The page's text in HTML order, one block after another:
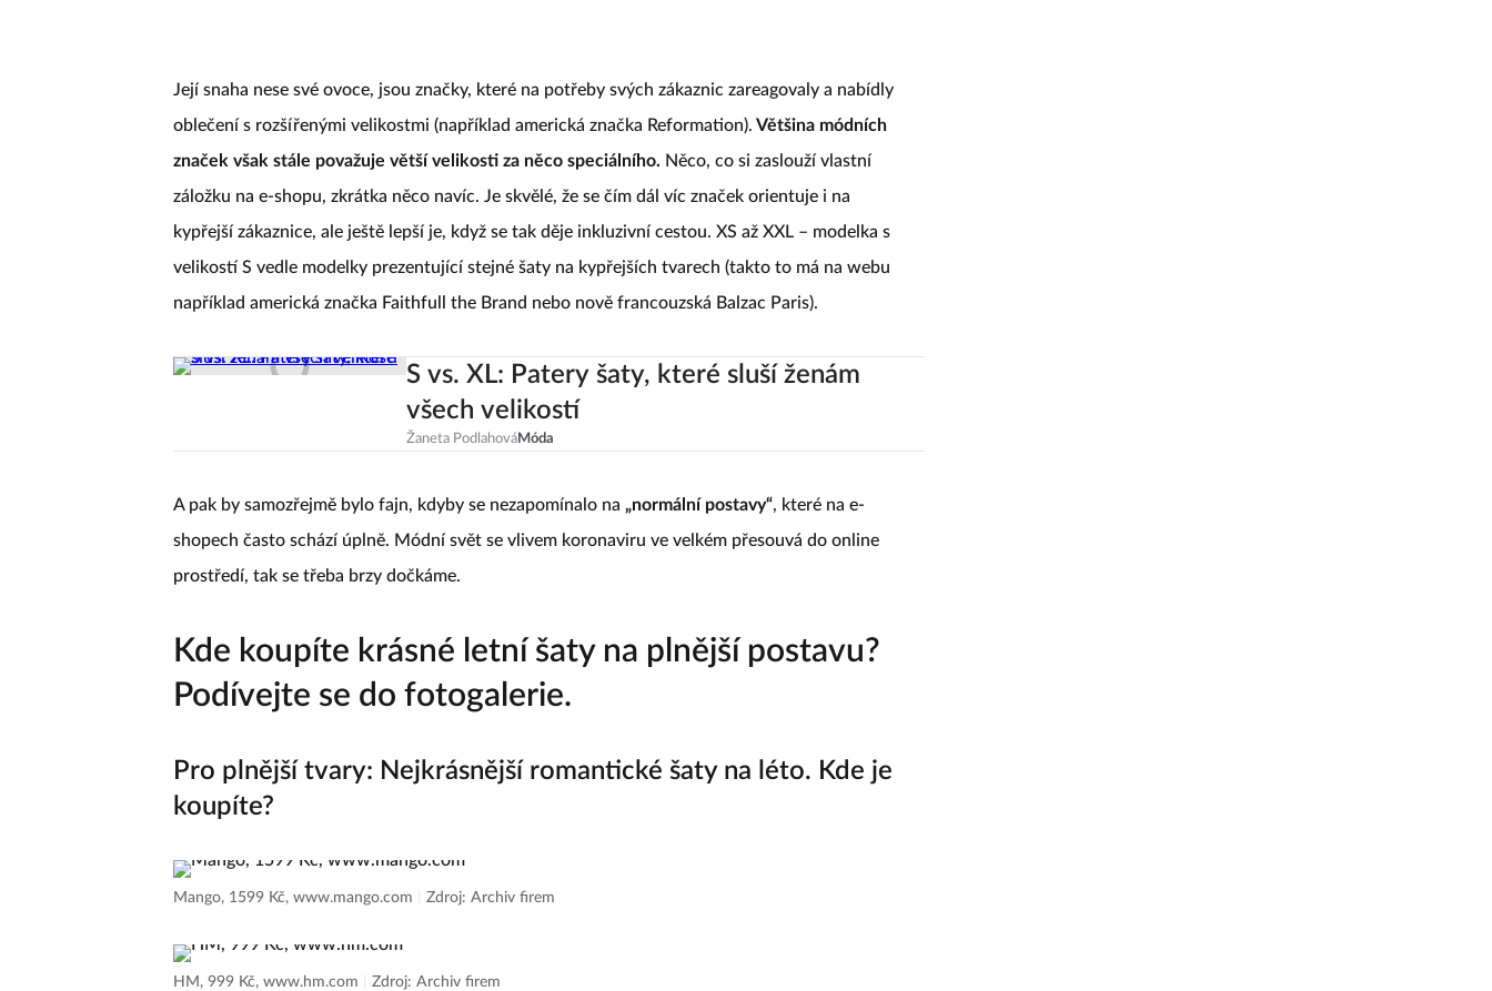
Její snaha nese své ovoce, jsou značky, které na potřeby svých zákaznic zareagovaly a nabídly
oblečení s rozšířenými velikostmi (například americká značka Reformation). Většina módních
značek však stále považuje větší velikosti za něco speciálního. Něco, co si zaslouží vlastní
záložku na e-shopu, zkrátka něco navíc. Je skvělé, že se čím dál víc značek orientuje i na
kypřejší zákaznice, ale ještě lepší je, když se tak děje inkluzivní cestou. XS až XXL – modelka s
velikostí S vedle modelky prezentující stejné šaty na kypřejších tvarech (takto to má na webu
například americká značka Faithfull the Brand nebo nově francouzská Balzac Paris).
S vs. XL: Patery šaty, které sluší ženám
všech velikostí
Žaneta PodlahováMóda
A pak by samozřejmě bylo fajn, kdyby se nezapomínalo na „normální postavy“, které na e-
shopech často schází úplně. Módní svět se vlivem koronaviru ve velkém přesouvá do online
prostředí, tak se třeba brzy dočkáme.
Kde koupíte krásné letní šaty na plnější postavu?
Podívejte se do fotogalerie.
Pro plnější tvary: Nejkrásnější romantické šaty na léto. Kde je
koupíte?
Mango, 1599 Kč, www.mango.com Zdroj: Archiv firem
HM, 999 Kč, www.hm.com Zdroj: Archiv firem